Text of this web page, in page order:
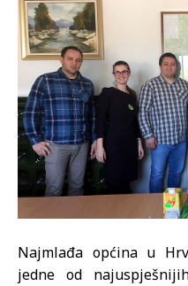
Najmlađa općina u
jedne od